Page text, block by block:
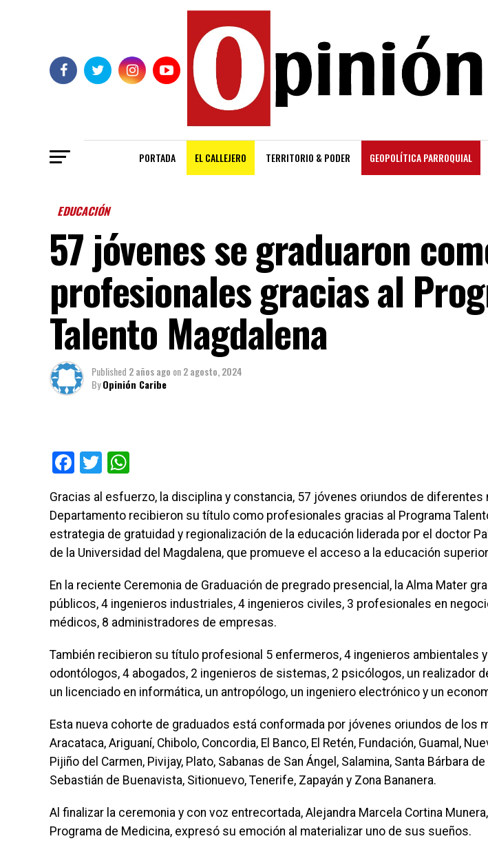
PORTADA EL CALLEJERO TERRITORIO & PODER GEOPOLÍTICA PARROQUIAL
EDUCACIÓN
57 jóvenes se graduaron
profesionales gracias al
Talento Magdalena
Published 2 años ago on2 agosto, 2024
ByOpinión Caribe
Facebook
Twitter
Gracias al esfuerzo, la disciplina y constancia, 57 jóvenes oriundos de diferentes
Departamento recibieron su título como profesionales gracias al Programa
estrategia de gratuidad y regionalización de la educación liderada por el doctor
de la Universidad del Magdalena, que promueve el acceso a la educación
En la reciente Ceremonia de Graduación de pregrado presencial, la Alma Mater
públicos, 4 ingenieros industriales, 4 ingenieros civiles, 3 profesionales en
médicos, 8 administradores de empresas.
También recibieron su título profesional 5 enfermeros, 4 ingenieros ambientales
odontólogos, 4 abogados, 2 ingenieros de sistemas, 2 psicólogos, un realizador
un licenciado en informática, un antropólogo, un ingeniero electrónico y un
Esta nueva cohorte de graduados está conformada por jóvenes oriundos de los
Aracataca, Ariguaní, Chibolo, Concordia, El Banco, El Retén, Fundación, Guamal,
Pijiño del Carmen, Pivijay, Plato, Sabanas de San Ángel, Salamina, Santa Bárbara
Sebastián de Buenavista, Sitionuevo, Tenerife, Zapayán y Zona Bananera.
Al finalizar la ceremonia y con voz entrecortada, Alejandra Marcela Cortina
Programa de Medicina, expresó su emoción al materializar uno de sus sueños.